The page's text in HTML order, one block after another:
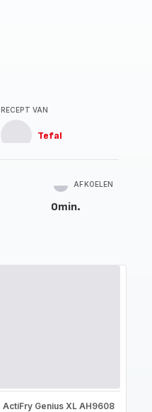
RECEPT VAN
Tefal
AFKOELEN
0min.
ActiFry Genius XL AH9608